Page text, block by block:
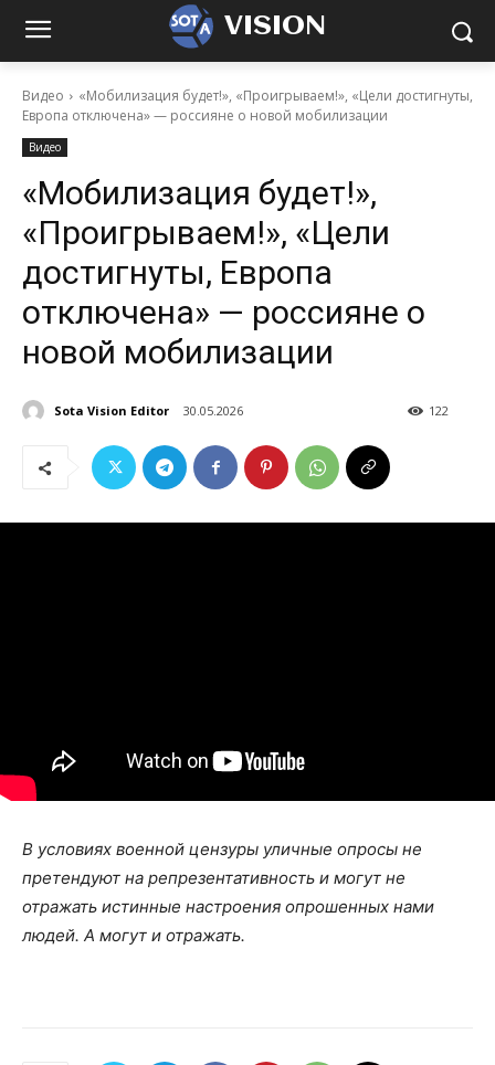
VISION
Видео
«Мобилизация будет!», «Проигрываем!», «Цели достигнуты,
Европа отключена» — россияне о новой мобилизации
Видео
«Мобилизация будет!»,
«Проигрываем!», «Цели
достигнуты, Европа
отключена» — россияне о
новой мобилизации
Sota Vision Editor 30.05.2026 122
В условиях военной цензуры уличные опросы не
претендуют на репрезентативность и могут не
отражать истинные настроения опрошенных нами
людей. А могут и отражать.